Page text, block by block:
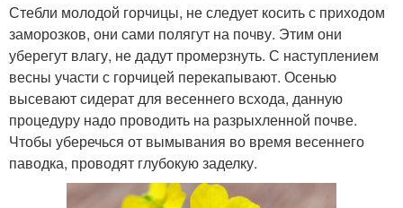
Стебли молодой горчицы, не следует косить с приходом
заморозков, они сами полягут на почву. Этим они
уберегут влагу, не дадут промерзнуть. С наступлением
весны участи с горчицей перекапывают. Осенью
высевают сидерат для весеннего всхода, данную
процедуру надо проводить на разрыхленной почве.
Чтобы уберечься от вымывания во время весеннего
паводка, проводят глубокую заделку.